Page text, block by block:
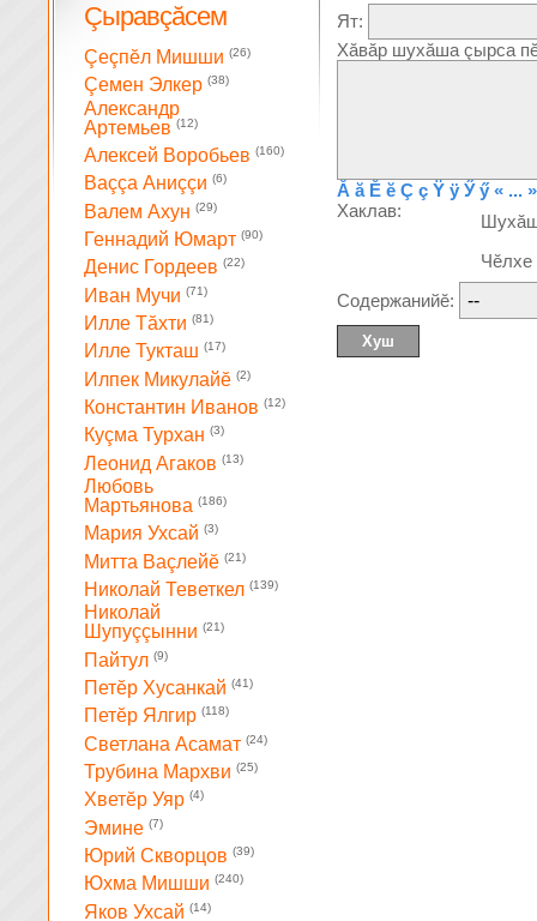
Ят:
Хăвăр шухăша çырса
Ă ă Ĕ ĕ Ç ç Ÿ ÿ Ӳ ӳ « ... »
Хаклав:
Содержанийĕ:
Çыравçăсем
Çеçпĕл Мишши (26)
Çемен Элкер (38)
Александр
Артемьев (12)
Алексей Воробьев (160)
Ваççа Аниççи (6)
Валем Ахун (29)
Геннадий Юмарт (90)
Денис Гордеев (22)
Иван Мучи (71)
Илле Тăхти (81)
Илле Тукташ (17)
Илпек Микулайĕ (2)
Константин Иванов (12)
Куçма Турхан (3)
Леонид Агаков (13)
Любовь
Мартьянова (186)
Мария Ухсай (3)
Митта Ваçлейĕ (21)
Николай Теветкел (139)
Николай
Шупуççынни (21)
Пайтул (9)
Петĕр Хусанкай (41)
Петĕр Ялгир (118)
Светлана Асамат (24)
Трубина Мархви (25)
Хветĕр Уяр (4)
Эмине (7)
Юрий Скворцов (39)
Юхма Мишши (240)
Яков Ухсай (14)